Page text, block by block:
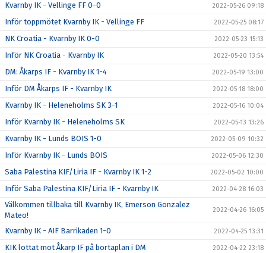
Kvarnby IK - Vellinge FF 0-0 2022-05-26 09:18
Inför toppmötet Kvarnby IK - Vellinge FF 2022-05-25 08:17
NK Croatia - Kvarnby IK 0-0 2022-05-23 15:13
Inför NK Croatia - Kvarnby IK 2022-05-20 13:54
DM: Åkarps IF - Kvarnby IK 1-4 2022-05-19 13:00
Inför DM Åkarps IF - Kvarnby IK 2022-05-18 18:00
Kvarnby IK - Heleneholms SK 3-1 2022-05-16 10:04
Inför Kvarnby IK - Heleneholms SK 2022-05-13 13:26
Kvarnby IK - Lunds BOIS 1-0 2022-05-09 10:32
Inför Kvarnby IK - Lunds BOIS 2022-05-06 12:30
Saba Palestina KIF/Liria IF - Kvarnby IK 1-2 2022-05-02 10:00
Inför Saba Palestina KIF/Liria IF - Kvarnby IK 2022-04-28 16:03
Välkommen tillbaka till Kvarnby IK, Emerson Gonzalez
Mateo!
2022-04-26 16:05
Kvarnby IK - AIF Barrikaden 1-0 2022-04-25 13:31
KIK lottat mot Åkarp IF på bortaplan i DM 2022-04-22 23:18